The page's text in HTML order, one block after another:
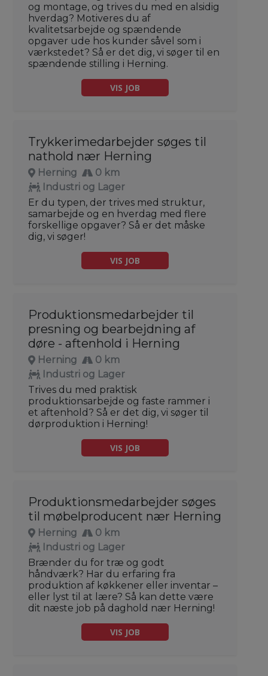
og montage, og trives du med en alsidig
hverdag? Motiveres du af
kvalitetsarbejde og spændende
opgaver ude hos kunder såvel som i
værkstedet? Så er det dig, vi søger til en
spændende stilling i Herning.
VIS JOB
Trykkerimedarbejder søges til
nathold nær Herning
Herning
0 km
Industri og Lager
Er du typen, der trives med struktur,
samarbejde og en hverdag med flere
forskellige opgaver? Så er det måske
dig, vi søger!
VIS JOB
Produktionsmedarbejder til
presning og bearbejdning af
døre - aftenhold i Herning
Herning
0 km
Industri og Lager
Trives du med praktisk
produktionsarbejde og faste rammer i
et aftenhold? Så er det dig, vi søger til
dørproduktion i Herning!
VIS JOB
Produktionsmedarbejder søges
til møbelproducent nær Herning
Herning
0 km
Industri og Lager
Brænder du for træ og godt
håndværk? Har du erfaring fra
produktion af køkkener eller inventar –
eller lyst til at lære? Så kan dette være
dit næste job på daghold nær Herning!
VIS JOB